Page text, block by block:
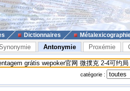
Dictionnaires
Antonymie Proxémie
catégorie :